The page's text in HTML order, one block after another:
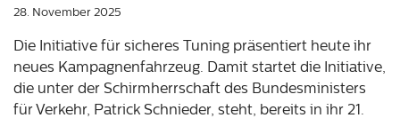
28. November 2025
Die Initiative für sicheres Tuning präsentiert heute ihr
neues Kampagnenfahrzeug. Damit startet die Initiative,
die unter der Schirmherrschaft des Bundesministers
für Verkehr, Patrick Schnieder, steht, bereits in ihr 21.